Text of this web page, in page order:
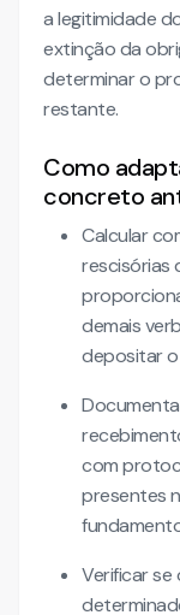
a legitimidade
extinção da
determinar o
restante.
Como
concreto
Calcular
rescisórias
demais
depositar
com
presentes
Verificar